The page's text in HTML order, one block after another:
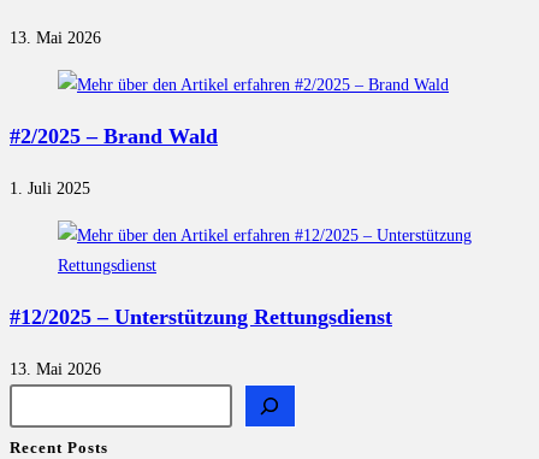
13. Mai 2026
#2/2025 – Brand Wald
1. Juli 2025
#12/2025 – Unterstützung Rettungsdienst
13. Mai 2026
Recent Posts